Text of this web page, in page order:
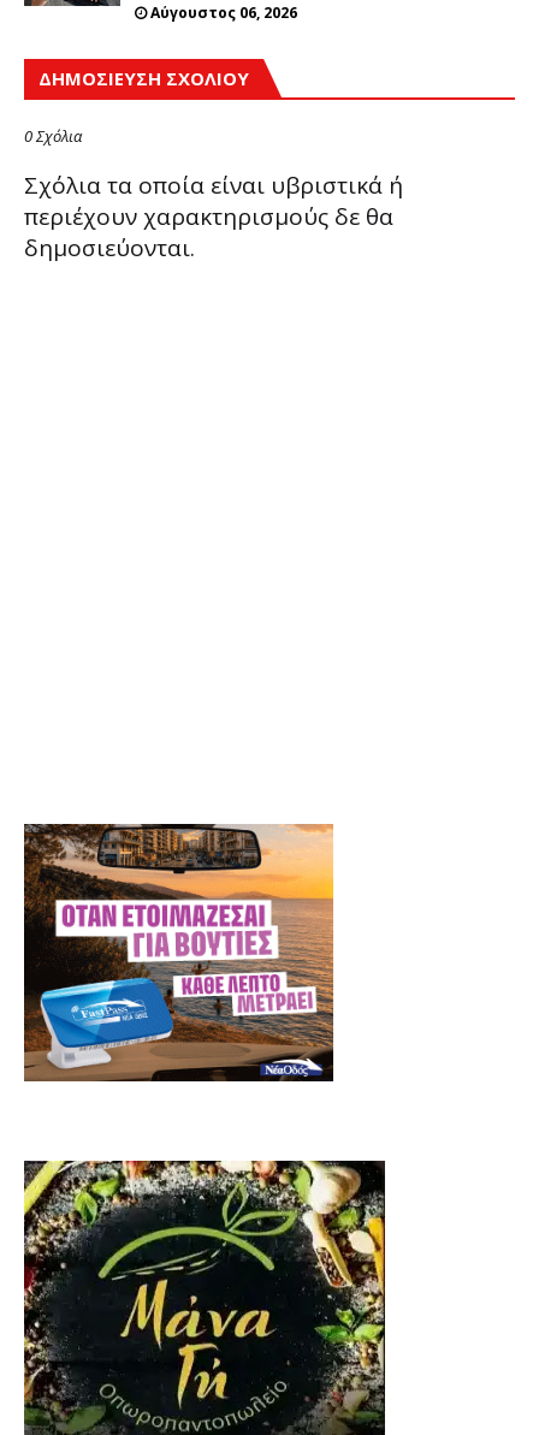
Αύγουστος 06, 2026
ΔΗΜΟΣΊΕΥΣΗ ΣΧΟΛΊΟΥ
0 Σχόλια
Σχόλια τα οποία είναι υβριστικά ή
περιέχουν χαρακτηρισμούς δε θα
δημοσιεύονται.